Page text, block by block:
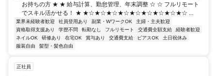
お持ちの方 ★ ★ 給与計算、勤怠管理、年末調整 ☆ ☆ フルリモート
でスキル活かせる！ ★ ★☆★☆★☆★☆★☆★☆★☆★☆★☆ ...
業界未経験者歓迎 社員登用あり 副業・WワークOK
主婦・主夫歓迎
資格取得支援あり
学歴不問 転勤なし フルリモート 交通費全額支給
経験者歓迎
ネイルOK
研修あり 在宅OK 賞与あり 交通費支給 ピアスOK
土日祝休み
服装自由
髪型・髪色自由
正社員